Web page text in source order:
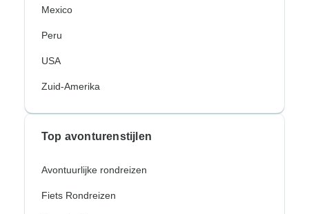
Mexico
Peru
USA
Zuid-Amerika
Top avonturenstijlen
Avontuurlijke rondreizen
Fiets Rondreizen